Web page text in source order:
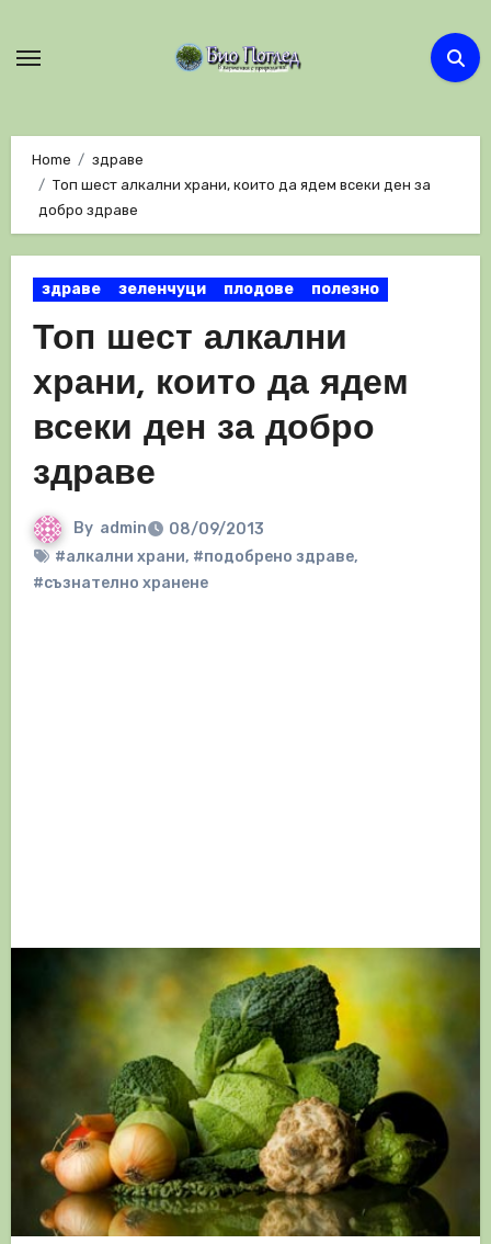
Home
здраве
Топ шест алкални храни, които да ядем всеки ден за
добро здраве
здраве зеленчуци плодове полезно
Топ шест алкални
храни, които да ядем
всеки ден за добро
здраве
By admin
08/09/2013
#алкални храни, #подобрено здраве,
#съзнателно хранене